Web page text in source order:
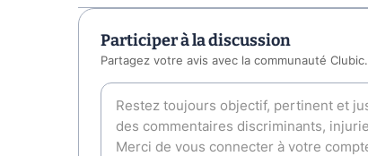
Participer à la discussion
Partagez votre avis avec la communauté Clubic.